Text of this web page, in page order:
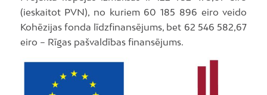
(ieskaitot PVN), no kuriem 60 185 896 eiro veido
Kohēzijas fonda līdzfinansējums, bet 62 546 582,67
eiro – Rīgas pašvaldības finansējums.